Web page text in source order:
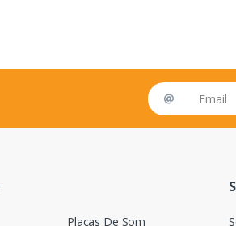
Email address
Placas De Som